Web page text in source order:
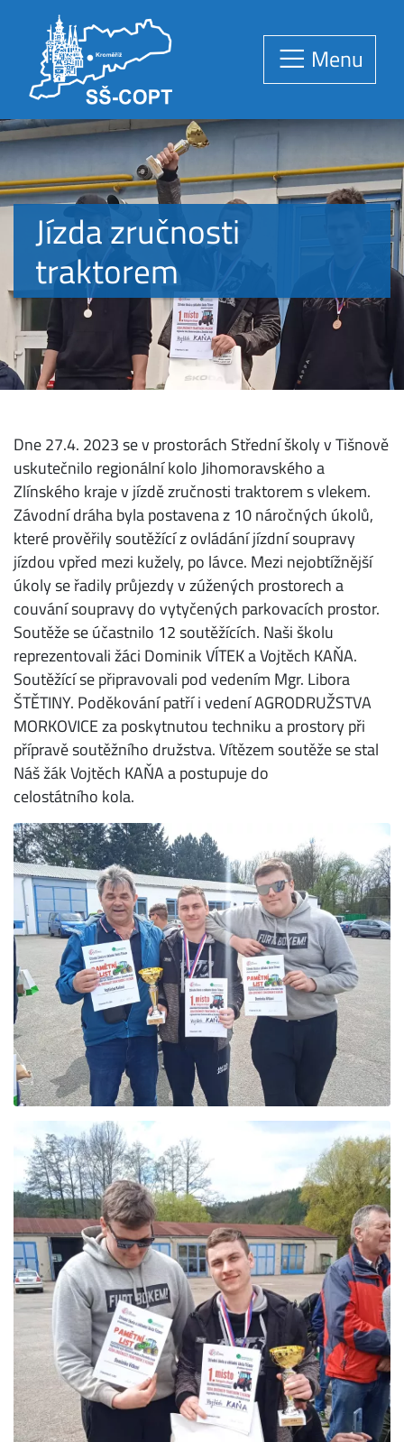
Menu
Jízda zručnosti
traktorem
Dne 27.4. 2023 se v prostorách Střední školy v Tišnově
uskutečnilo regionální kolo Jihomoravského a
Zlínského kraje v jízdě zručnosti traktorem s vlekem.
Závodní dráha byla postavena z 10 náročných úkolů,
které prověřily soutěžící z ovládání jízdní soupravy
jízdou vpřed mezi kužely, po lávce. Mezi nejobtížnější
úkoly se řadily průjezdy v zúžených prostorech a
couvání soupravy do vytyčených parkovacích prostor.
Soutěže se účastnilo 12 soutěžících. Naši školu
reprezentovali žáci Dominik VÍTEK a Vojtěch KAŇA.
Soutěžící se připravovali pod vedením Mgr. Libora
ŠTĚTINY. Poděkování patří i vedení AGRODRUŽSTVA
MORKOVICE za poskytnutou techniku a prostory při
přípravě soutěžního družstva. Vítězem soutěže se stal
Náš žák Vojtěch KAŇA a postupuje do
celostátního kola.